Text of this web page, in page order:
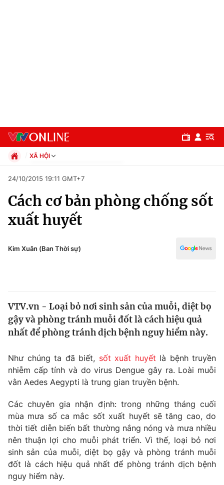
Chuyên mục
Chính trị
Y tế
Tin tức
Thế giới đó đây
Câu chuyện quốc tế
Kinh tế
Thị trường
Góc doanh nghiệp
Dữ liệu và đời sống
Truyền hình
Phim VTV
Hậu trường
Giải trí
Điện ảnh
XÃ HỘI
Xã hội
Pháp luật
Kinh tế
Thể thao
Văn hóa - Giải trí
Giáo dục
24/10/2015 19:11 GMT+7
Cách cơ bản phòng chống sốt
xuất huyết
Kim Xuân (Ban Thời sự)
VTV.vn - Loại bỏ nơi sinh sản của muỗi, diệt bọ
gậy và phòng tránh muỗi đốt là cách hiệu quả
nhất để phòng tránh dịch bệnh nguy hiểm này.
Như chúng ta đã biết, sốt xuất huyết là bệnh truyền
nhiễm cấp tính và do virus Dengue gây ra. Loài muỗi
vằn Aedes Aegypti là trung gian truyền bệnh.
Các chuyên gia nhận định: trong những tháng cuối
mùa mưa số ca mắc sốt xuất huyết sẽ tăng cao, do
thời tiết diễn biến bất thường nắng nóng và mưa nhiều
nên thuận lợi cho muỗi phát triển. Vì thế, loại bỏ nơi
sinh sản của muỗi, diệt bọ gậy và phòng tránh muỗi
đốt là cách hiệu quả nhất để phòng tránh dịch bệnh
nguy hiểm này.